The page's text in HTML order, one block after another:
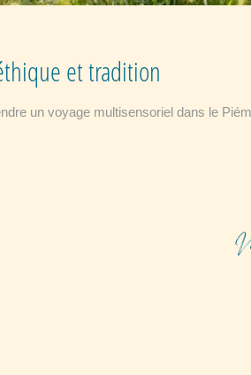
et tradition
un voyage multisensoriel dans le